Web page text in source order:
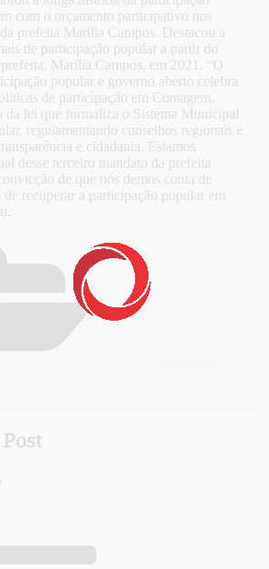
com o orçamento participativo nos
prefeita Marília Campos. Destacou a
de participação popular a partir do
prefeita, Marília Campos, em 2021. “O
popular e governo aberto celebra
de participação em Contagem,
da lei que formaliza o Sistema Municipal
regulamentando conselhos regionais e
e cidadania. Estamos
desse terceiro mandato da prefeita
de que nós demos conta de
de recuperar a participação popular em